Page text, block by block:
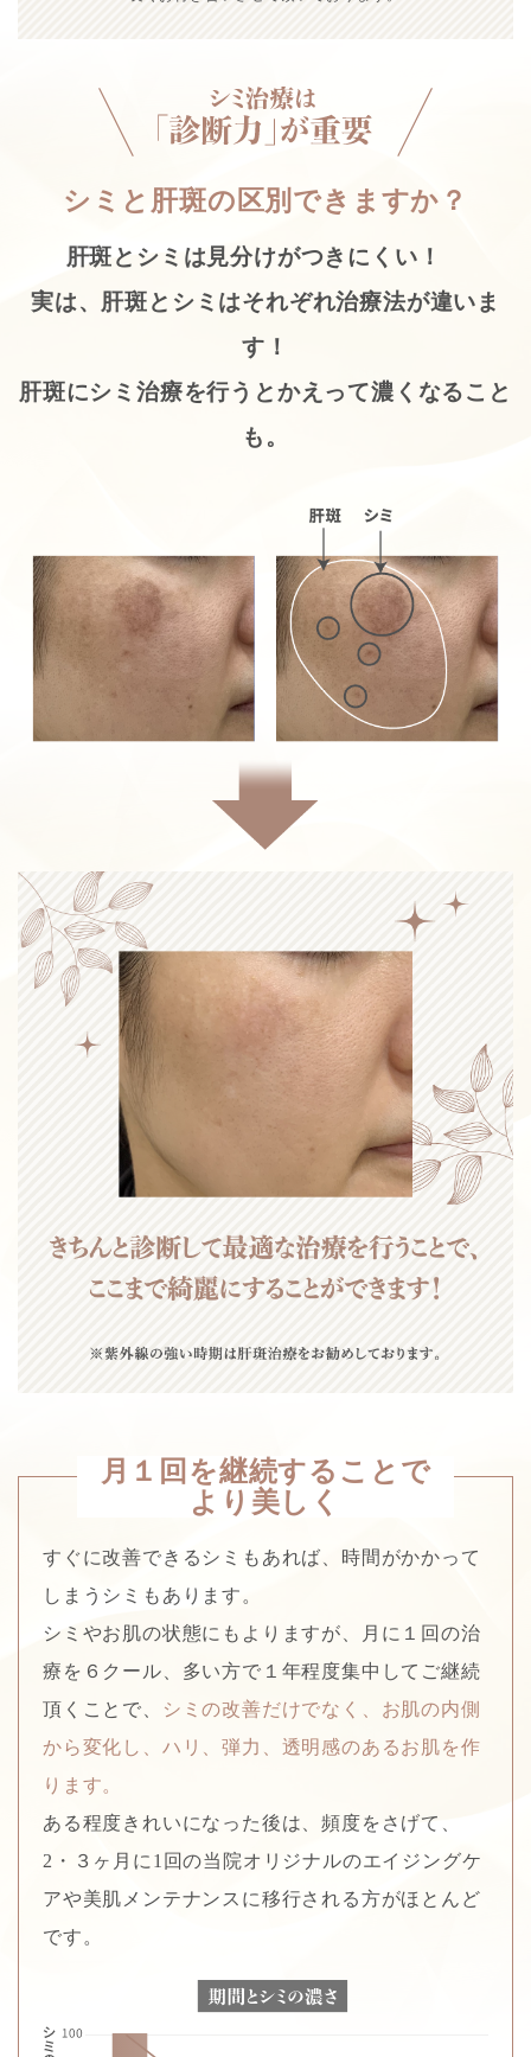
シミと肝斑の区別できますか？
肝斑とシミは見分けがつきにくい！
実は、肝斑とシミはそれぞれ治療法が違いま
す！
肝斑にシミ治療を行うとかえって濃くなること
も。
月１回を継続することで
より美しく
すぐに改善できるシミもあれば、時間がかかって
しまうシミもあります。
シミやお肌の状態にもよりますが、月に１回の治
療を６クール、多い方で１年程度集中してご継続
頂くことで、
シミの改善だけでなく、お肌の内側
から変化し、ハリ、弾力、透明感のあるお肌を作
ります。
ある程度きれいになった後は、頻度をさげて、
2・３ヶ月に1回の当院オリジナルのエイジングケ
アや美肌メンテナンスに移行される方がほとんど
です。